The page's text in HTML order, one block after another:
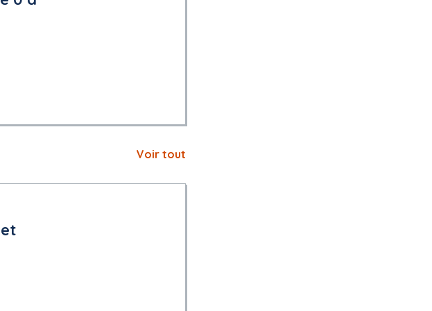
et contractuels tels que prévus
Voir tout